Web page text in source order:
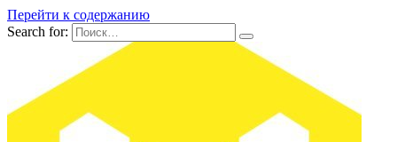
Перейти к содержанию
Search for: